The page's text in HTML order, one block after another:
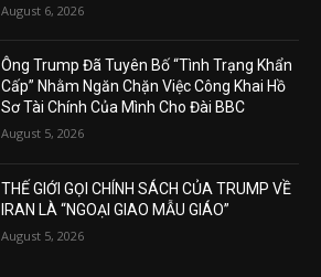
August 6, 2026
Ông Trump Đã Tuyên Bố “Tình Trạng Khẩn
Cấp” Nhằm Ngăn Chặn Việc Công Khai Hồ
Sơ Tài Chính Của Mình Cho Đài BBC
August 5, 2026
THẾ GIỚI GỌI CHÍNH SÁCH CỦA TRUMP VỀ
IRAN LÀ “NGOẠI GIAO MẪU GIÁO”
August 5, 2026